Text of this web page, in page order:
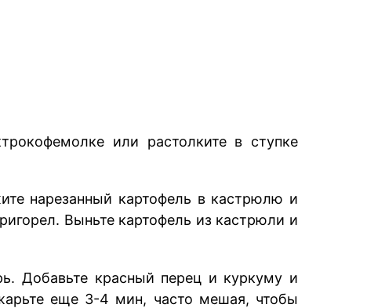
или растолките в ступке
нарезанный картофель в кастрюлю и
Выньте картофель из кастрюли и
Добавьте красный перец и куркуму и
еще 3-4 мин, часто мешая, чтобы